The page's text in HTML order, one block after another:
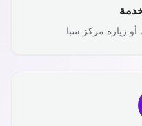
زيارة مركز سبا